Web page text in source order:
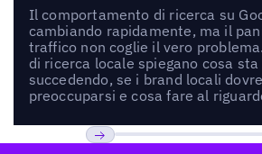
Il comportamento di ricerca su
cambiando rapidamente, ma il
traffico non coglie il vero
di ricerca locale spiegano cosa sta
succedendo, se i brand locali
preoccuparsi e cosa fare al